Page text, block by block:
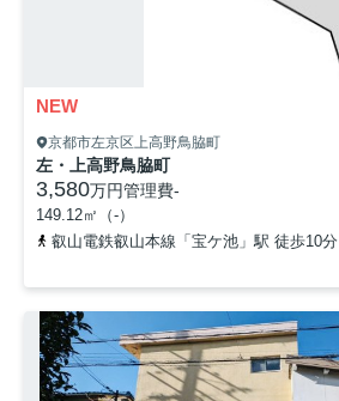
NEW
京都市左京区上高野鳥脇町
左・上高野鳥脇町
3,580万円管理費-
149.12㎡（-）
叡山電鉄叡山本線「宝ケ池」駅 徒歩10分